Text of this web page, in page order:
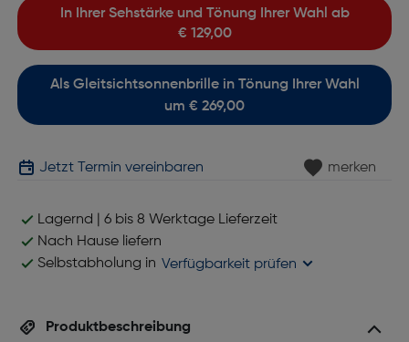
Als Gleitsichtsonnenbrille in Tönung Ihrer Wahl
um € 269,00
In Ihrer Sehstärke und Tönung Ihrer Wahl ab
€ 129,00
Jetzt Termin vereinbaren merken
Lagernd | 6 bis 8 Werktage Lieferzeit
Nach Hause liefern
Selbstabholung in Verfügbarkeit prüfen
Produktbeschreibung